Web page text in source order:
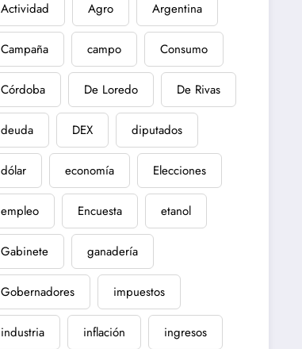
Actividad Agro Argentina
Campaña campo Consumo
Córdoba De Loredo De Rivas
deuda DEX diputados
dólar economía Elecciones
empleo Encuesta etanol
Gabinete ganadería
Gobernadores impuestos
industria inflación ingresos